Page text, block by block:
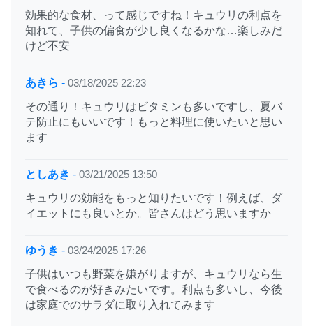
効果的な食材、って感じですね！キュウリの利点を
知れて、子供の偏食が少し良くなるかな…楽しみだ
けど不安
あきら - 03/18/2025 22:23
その通り！キュウリはビタミンも多いですし、夏バ
テ防止にもいいです！もっと料理に使いたいと思い
ます
としあき - 03/21/2025 13:50
キュウリの効能をもっと知りたいです！例えば、ダ
イエットにも良いとか。皆さんはどう思いますか
ゆうき - 03/24/2025 17:26
子供はいつも野菜を嫌がりますが、キュウリなら生
で食べるのが好きみたいです。利点も多いし、今後
は家庭でのサラダに取り入れてみます